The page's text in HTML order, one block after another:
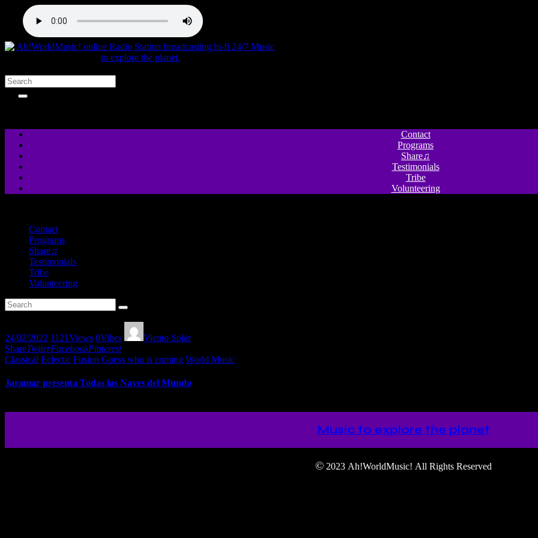
Contact
Programs
Share♫
Testimonials
Tribe
Volunteering
Contact
Programs
Share♫
Testimonials
Tribe
Volunteering
24/02/2022 1121Views 0Vibes
Viento Solar
ShareTwiterFacebookPinterest
Classical Eclectic Fusion Guess who is coming World Music
Jaramar presenta Todas las Naves del Mundo
Music to explore the planet
© 2023 Ah!WorldMusic! All Rights Reserved